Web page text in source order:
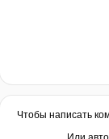
Чтобы написать